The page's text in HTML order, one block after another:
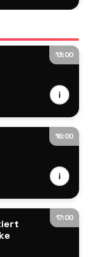
13:00
i
16:00
i
17:00